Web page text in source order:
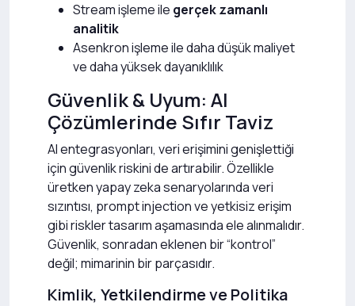
Stream işleme ile gerçek zamanlı
analitik
Asenkron işleme ile daha düşük maliyet
ve daha yüksek dayanıklılık
Güvenlik & Uyum: AI
Çözümlerinde Sıfır Taviz
AI entegrasyonları, veri erişimini genişlettiği
için güvenlik riskini de artırabilir. Özellikle
üretken yapay zeka senaryolarında veri
sızıntısı, prompt injection ve yetkisiz erişim
gibi riskler tasarım aşamasında ele alınmalıdır.
Güvenlik, sonradan eklenen bir “kontrol”
değil; mimarinin bir parçasıdır.
Kimlik, Yetkilendirme ve Politika